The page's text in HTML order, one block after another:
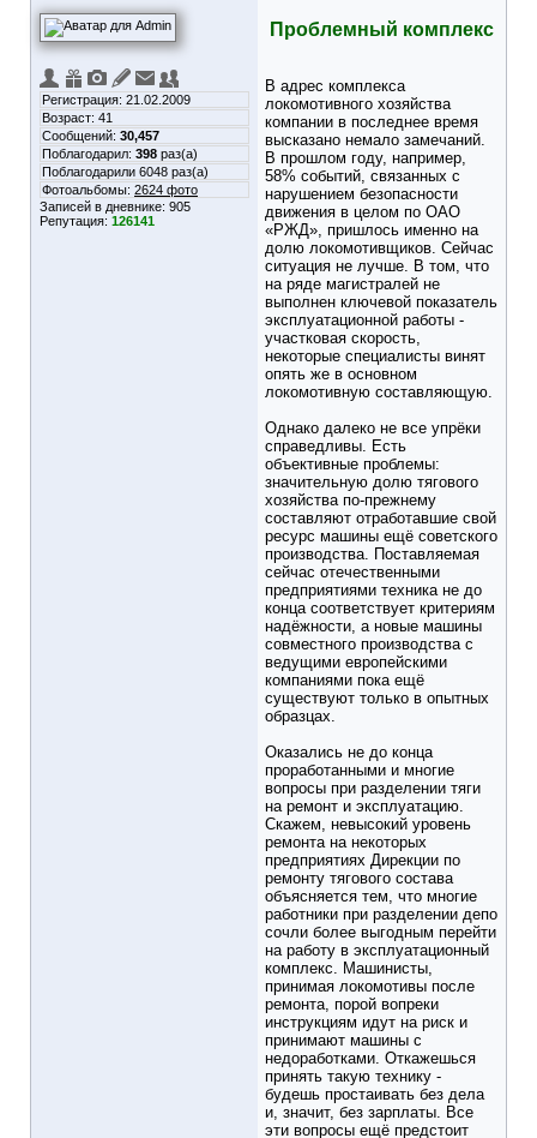
Регистрация: 21.02.2009
Возраст: 41
Сообщений: 30,457
Поблагодарил: 398 раз(а)
Поблагодарили 6048 раз(а)
Фотоальбомы: 2624 фото
Записей в дневнике: 905
Репутация: 126141
Проблемный комплекс
В адрес комплекса
локомотивного хозяйства
компании в последнее время
высказано немало замечаний.
В прошлом году, например,
58% событий, связанных с
нарушением безопасности
движения в целом по ОАО
«РЖД», пришлось именно на
долю локомотивщиков. Сейчас
ситуация не лучше. В том, что
на ряде магистралей не
выполнен ключевой показатель
эксплуатационной работы -
участковая скорость,
некоторые специалисты винят
опять же в основном
локомотивную составляющую.
Однако далеко не все упрёки
справедливы. Есть
объективные проблемы:
значительную долю тягового
хозяйства по-прежнему
составляют отработавшие свой
ресурс машины ещё советского
производства. Поставляемая
сейчас отечественными
предприятиями техника не до
конца соответствует критериям
надёжности, а новые машины
совместного производства с
ведущими европейскими
компаниями пока ещё
существуют только в опытных
образцах.
Оказались не до конца
проработанными и многие
вопросы при разделении тяги
на ремонт и эксплуатацию.
Скажем, невысокий уровень
ремонта на некоторых
предприятиях Дирекции по
ремонту тягового состава
объясняется тем, что многие
работники при разделении депо
сочли более выгодным перейти
на работу в эксплуатационный
комплекс. Машинисты,
принимая локомотивы после
ремонта, порой вопреки
инструкциям идут на риск и
принимают машины с
недоработками. Откажешься
принять такую технику -
будешь простаивать без дела
и, значит, без зарплаты. Все
эти вопросы ещё предстоит